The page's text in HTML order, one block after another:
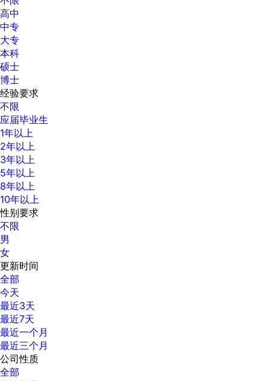
高中
中专
大专
本科
硕士
博士
经验要求
不限
应届毕业生
1年以上
2年以上
3年以上
5年以上
8年以上
10年以上
性别要求
不限
男
女
更新时间
全部
今天
最近3天
最近7天
最近一个月
最近三个月
公司性质
全部